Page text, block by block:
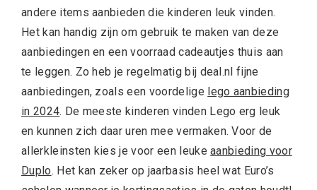
andere items aanbieden die kinderen leuk vinden.
Het kan handig zijn om gebruik te maken van deze
aanbiedingen en een voorraad cadeautjes thuis aan
te leggen. Zo heb je regelmatig bij deal.nl fijne
aanbiedingen, zoals een voordelige lego aanbieding
in 2024. De meeste kinderen vinden Lego erg leuk
en kunnen zich daar uren mee vermaken. Voor de
allerkleinsten kies je voor een leukeaanbieding voor
Duplo. Het kan zeker op jaarbasis heel wat Euro’s